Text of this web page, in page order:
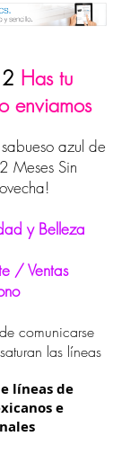
2 Has tu
enviamos
azul de
Meses Sin
y Belleza
/ Ventas
comunicarse
las líneas
líneas de
e